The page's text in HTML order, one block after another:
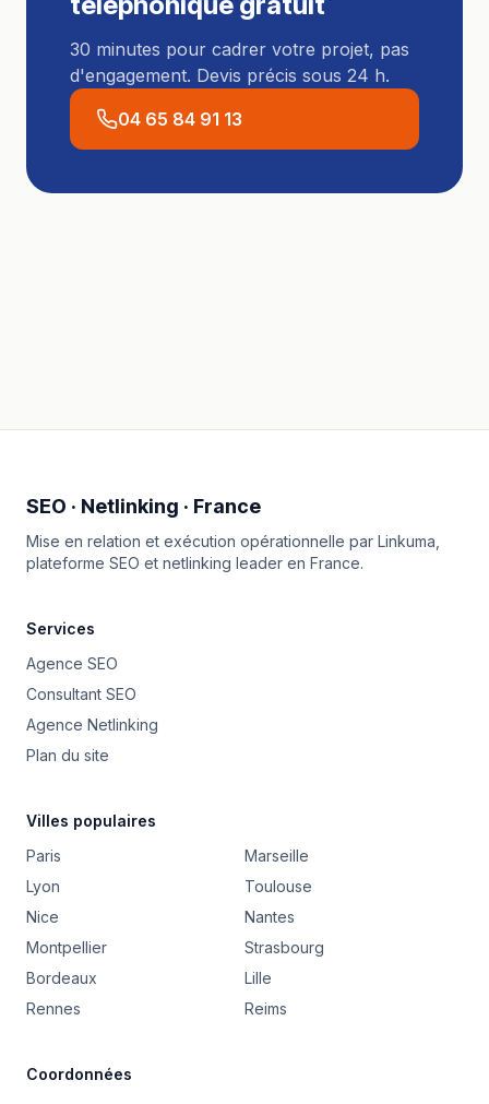
30 minutes pour cadrer votre projet, pas
d'engagement. Devis précis sous 24 h.
04 65 84 91 13
SEO · Netlinking · France
Mise en relation et exécution opérationnelle par Linkuma
plateforme SEO et netlinking leader en France.
Services
Agence SEO
Consultant SEO
Agence Netlinking
Plan du site
Villes populaires
Paris
Marseille
Lyon
Toulouse
Nice
Nantes
Montpellier
Strasbourg
Bordeaux
Lille
Rennes
Reims
Coordonnées